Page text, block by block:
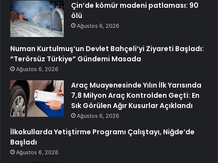
Çin’de kömür madeni patlaması: 90
ölü
Ağustos 6, 2026
Numan Kurtulmuş’un Devlet Bahçeli’yi Ziyareti Başladı:
“Terörsüz Türkiye” Gündemi Masada
Ağustos 6, 2026
Araç Muayenesinde Yılın İlk Yarısında
7,8 Milyon Araç Kontrolden Geçti: En
Sık Görülen Ağır Kusurlar Açıklandı
Ağustos 6, 2026
İlkokullarda Yetiştirme Programı Çalıştayı, Niğde’de
Başladı
Ağustos 6, 2026